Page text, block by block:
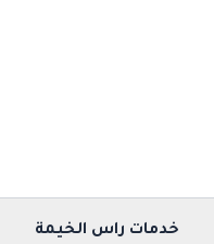
خدمات راس الخيمة